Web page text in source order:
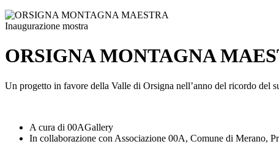
Inaugurazione mostra
ORSIGNA MONTAGNA
Un progetto in favore della Valle di Orsigna nell’anno del ricordo del
A cura di 00AGallery
In collaborazione con Associazione 00A, Comune di Merano,